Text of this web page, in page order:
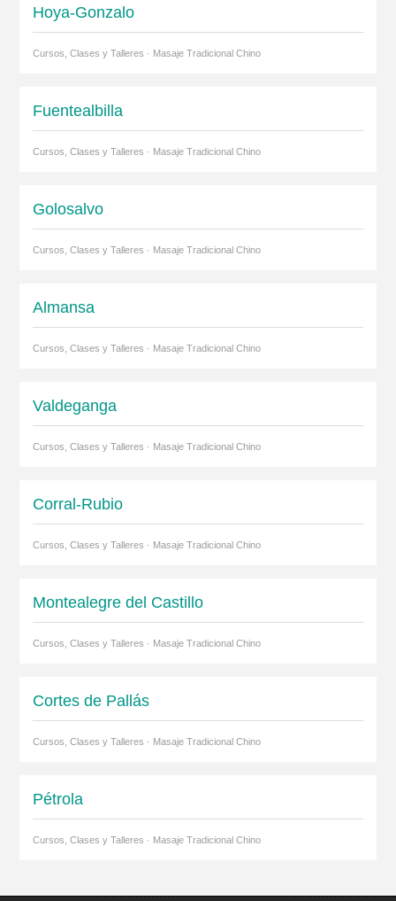
Hoya-Gonzalo
Cursos, Clases y Talleres · Masaje Tradicional Chino
Fuentealbilla
Cursos, Clases y Talleres · Masaje Tradicional Chino
Golosalvo
Cursos, Clases y Talleres · Masaje Tradicional Chino
Almansa
Cursos, Clases y Talleres · Masaje Tradicional Chino
Valdeganga
Cursos, Clases y Talleres · Masaje Tradicional Chino
Corral-Rubio
Cursos, Clases y Talleres · Masaje Tradicional Chino
Montealegre del Castillo
Cursos, Clases y Talleres · Masaje Tradicional Chino
Cortes de Pallás
Cursos, Clases y Talleres · Masaje Tradicional Chino
Pétrola
Cursos, Clases y Talleres · Masaje Tradicional Chino